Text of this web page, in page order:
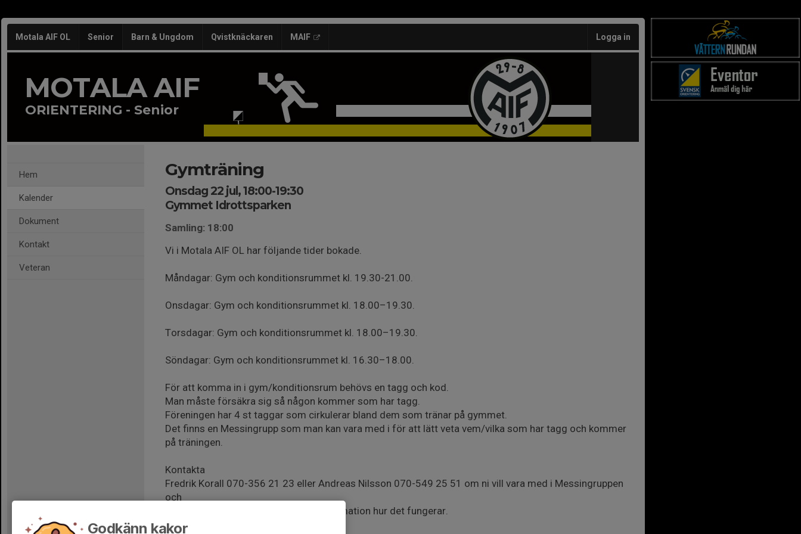
Motala AIF OL Senior Barn & Ungdom Qvistknäckaren MAIF Logga in
MOTALA AIF
ORIENTERING - Senior
Hem
Kalender
Dokument
Kontakt
Veteran
Gymträning
Onsdag 22 jul, 18:00-19:30
Gymmet Idrottsparken
Samling: 18:00
Vi i Motala AIF OL har följande tider bokade.
Måndagar: Gym och konditionsrummet kl. 19.30-21.00.
Onsdagar: Gym och konditionsrummet kl. 18.00–19.30.
Torsdagar: Gym och konditionsrummet kl. 18.00–19.30.
Söndagar: Gym och konditionsrummet kl. 16.30–18.00.
För att komma in i gym/konditionsrum behövs en tagg och kod.
Man måste försäkra sig så någon kommer som har tagg.
Föreningen har 4 st taggar som cirkulerar bland dem som tränar på gymmet.
Det finns en Messingrupp som man kan vara med i för att lätt veta vem/vilka som har tagg och kommer
på träningen.
Kontakta
Fredrik Korall 070-356 21 23 eller Andreas Nilsson 070-549 25 51 om ni vill vara med i Messingruppen
och
för eventuellt lån av tagg och mer information hur det fungerar.
Godkänn kakor